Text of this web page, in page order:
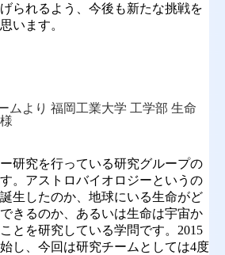
られるよう、今後も新たな挑戦を
います。
ムより 福岡工業大学 工学部 生命
研究を行っている研究グループの
。アストロバイオロジーというの
生したのか、地球にいる生命がど
きるのか、あるいは生命は宇宙か
とを研究している学問です。2015
し、今回は研究チームとしては4度